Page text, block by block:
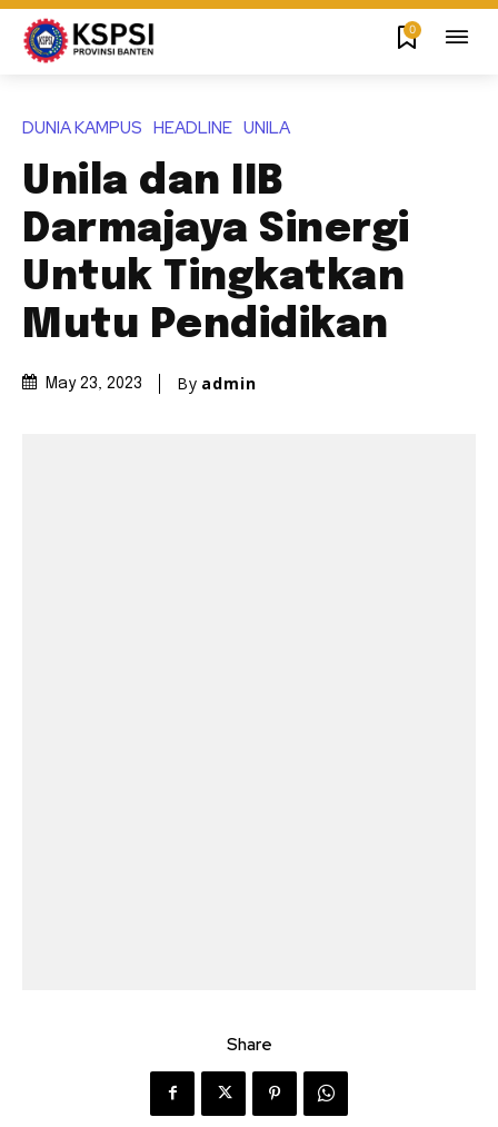
0
DUNIA KAMPUS HEADLINE UNILA
Unila dan IIB
Darmajaya Sinergi
Untuk Tingkatkan
Mutu Pendidikan
May 23, 2023 By admin
Share